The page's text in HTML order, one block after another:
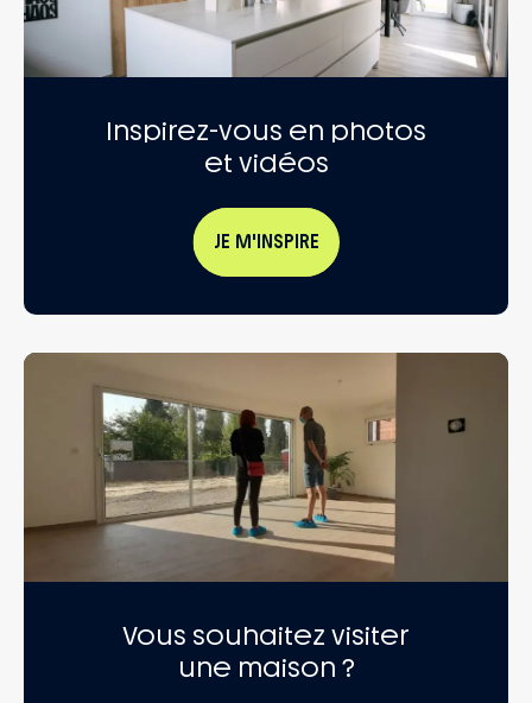
Inspirez-vous en photos
et vidéos
JE M'INSPIRE
Vous souhaitez visiter
une maison ?